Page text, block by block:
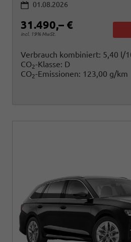
01.08.2026
31.490,– €
incl. 19% MwSt.
Verbrauch kombiniert: 5,40 l/
CO2-Klasse: D
CO2-Emissionen: 123,00 g/km